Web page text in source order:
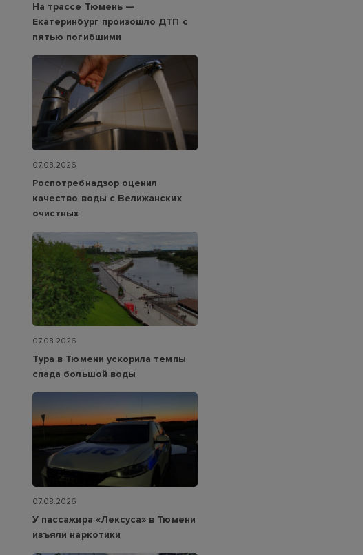
На трассе Тюмень —
Екатеринбург произошло ДТП с
пятью погибшими
07.08.2026
Роспотребнадзор оценил
качество воды с Велижанских
очистных
07.08.2026
Тура в Тюмени ускорила темпы
спада большой воды
07.08.2026
У пассажира «Лексуса» в Тюмени
изъяли наркотики